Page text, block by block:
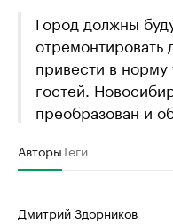
Город должны
отремонтировать
привести в
гостей.
преобразован и
АвторыТеги
Дмитрий Здорников